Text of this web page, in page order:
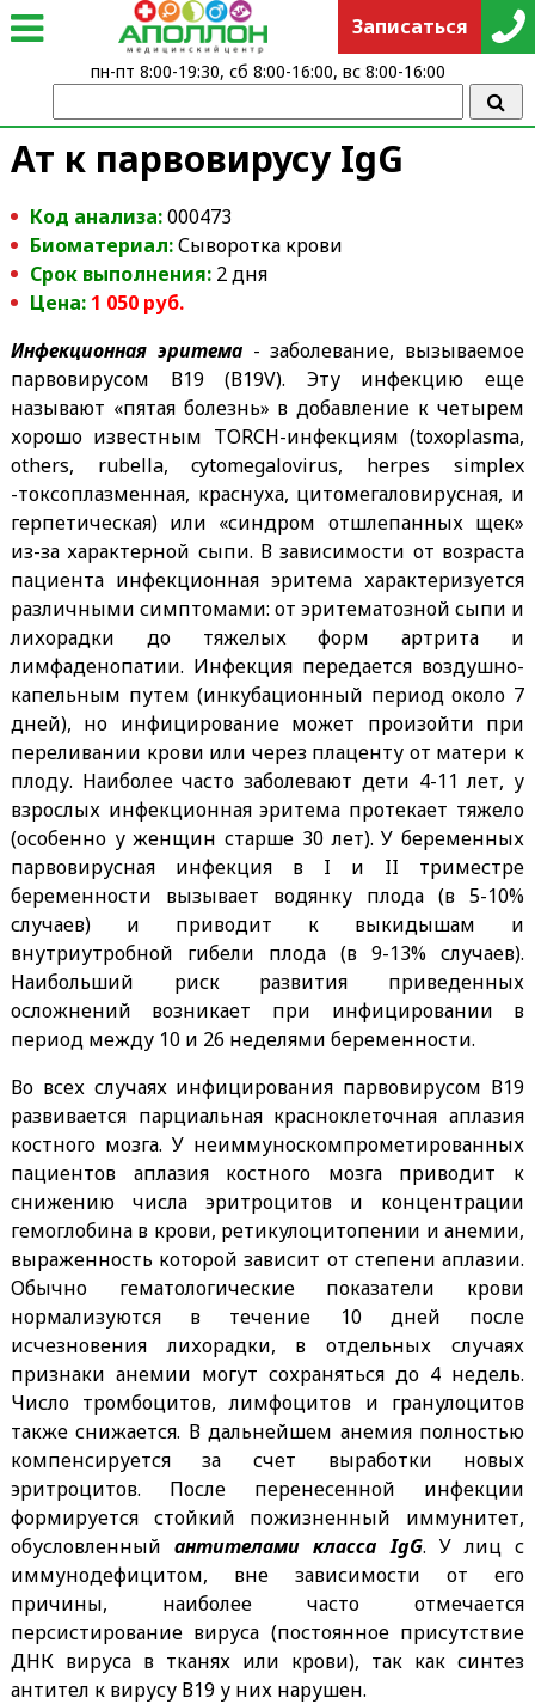
Ат к парвовирусу IgG
Код анализа:000473
Биоматериал:Сыворотка крови
Срок выполнения: 2 дня
Цена: 1 050руб.
Инфекционная эритема- заболевание, вызываемое
парвовирусом В19 (В19V). Эту инфекцию еще
называют «пятая болезнь» в добавление к четырем
хорошо известным TORCH-инфекциям (toxoplasma,
others, rubella, cytomegalovirus, herpes simplex
-токсоплазменная, краснуха, цитомегаловирусная, и
герпетическая) или «синдром отшлепанных щек»
из-за характерной сыпи. В зависимости от возраста
пациента инфекционная эритема характеризуется
различными симптомами: от эритематозной сыпи и
лихорадки до тяжелых форм артрита и
лимфаденопатии. Инфекция передается воздушно-
капельным путем (инкубационный период около 7
дней), но инфицирование может произойти при
переливании крови или через плаценту от матери к
плоду. Наиболее часто заболевают дети 4-11 лет, у
взрослых инфекционная эритема протекает тяжело
(особенно у женщин старше 30 лет). У беременных
парвовирусная инфекция в I и II триместре
беременности вызывает водянку плода (в 5-10%
случаев) и приводит к выкидышам и
внутриутробной гибели плода (в 9-13% случаев).
Наибольший риск развития приведенных
осложнений возникает при инфицировании в
период между 10 и 26 неделями беременности.
Во всех случаях инфицирования парвовирусом В19
развивается парциальная красноклеточная аплазия
костного мозга. У неиммуноскомпрометированных
пациентов аплазия костного мозга приводит к
снижению числа эритроцитов и концентрации
гемоглобина в крови, ретикулоцитопении и анемии,
выраженность которой зависит от степени аплазии.
Обычно гематологические показатели крови
нормализуются в течение 10 дней после
исчезновения лихорадки, в отдельных случаях
признаки анемии могут сохраняться до 4 недель.
Число тромбоцитов, лимфоцитов и гранулоцитов
также снижается. В дальнейшем анемия полностью
компенсируется за счет выработки новых
эритроцитов. После перенесенной инфекции
формируется стойкий пожизненный иммунитет,
обусловленныйантителами класса IgG. У лиц с
иммунодефицитом, вне зависимости от его
причины, наиболее часто отмечается
персистирование вируса (постоянное присутствие
ДНК вируса в тканях или крови), так как синтез
антител к вирусу В19 у них нарушен.
Записаться
пн-пт 8:00-19:30, сб 8:00-16:00, вс 8:00-16:00